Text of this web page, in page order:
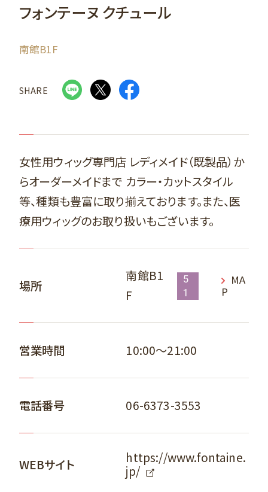
フォンテーヌ クチュール
南館B1F
SHARE
女性用ウィッグ専門店 レディメイド（既製品）か
らオーダーメイドまで カラー・カットスタイル
等、種類も豊富に取り揃えております。また、医
療用ウィッグのお取り扱いもございます。
場所
南館B1
F
5
1
MA
P
営業時間 10:00～21:00
電話番号 06-6373-3553
WEBサイト
https://www.fontaine.
jp/